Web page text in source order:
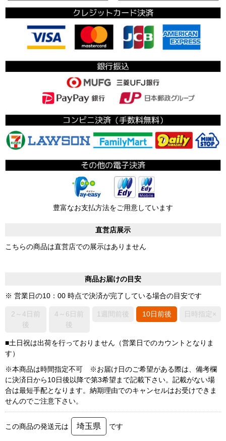
豊富なお支払方法をご用意しています
直営店展示
こちらの商品は直営店での展示はありません
商品お届けの目安
※ 営業日の10：00 時点で決済が完了している場合の目安です
2～4日前
後
4～6日前
後
1週間前後 10日前後 日時指定×
■土日祝は出荷を行っておりません（営業日でのカウントとなりま
す）
※本商品は時間指定不可 ※お届け日のご希望がある際は、備考欄
に決済日から10日後以降で第3希望まで記載下さい。記載がない場
合は最短手配となります。納期理由でのキャンセルはお受けできま
せんのでご注意下さい。
この商品の発送元は 埼玉県 です